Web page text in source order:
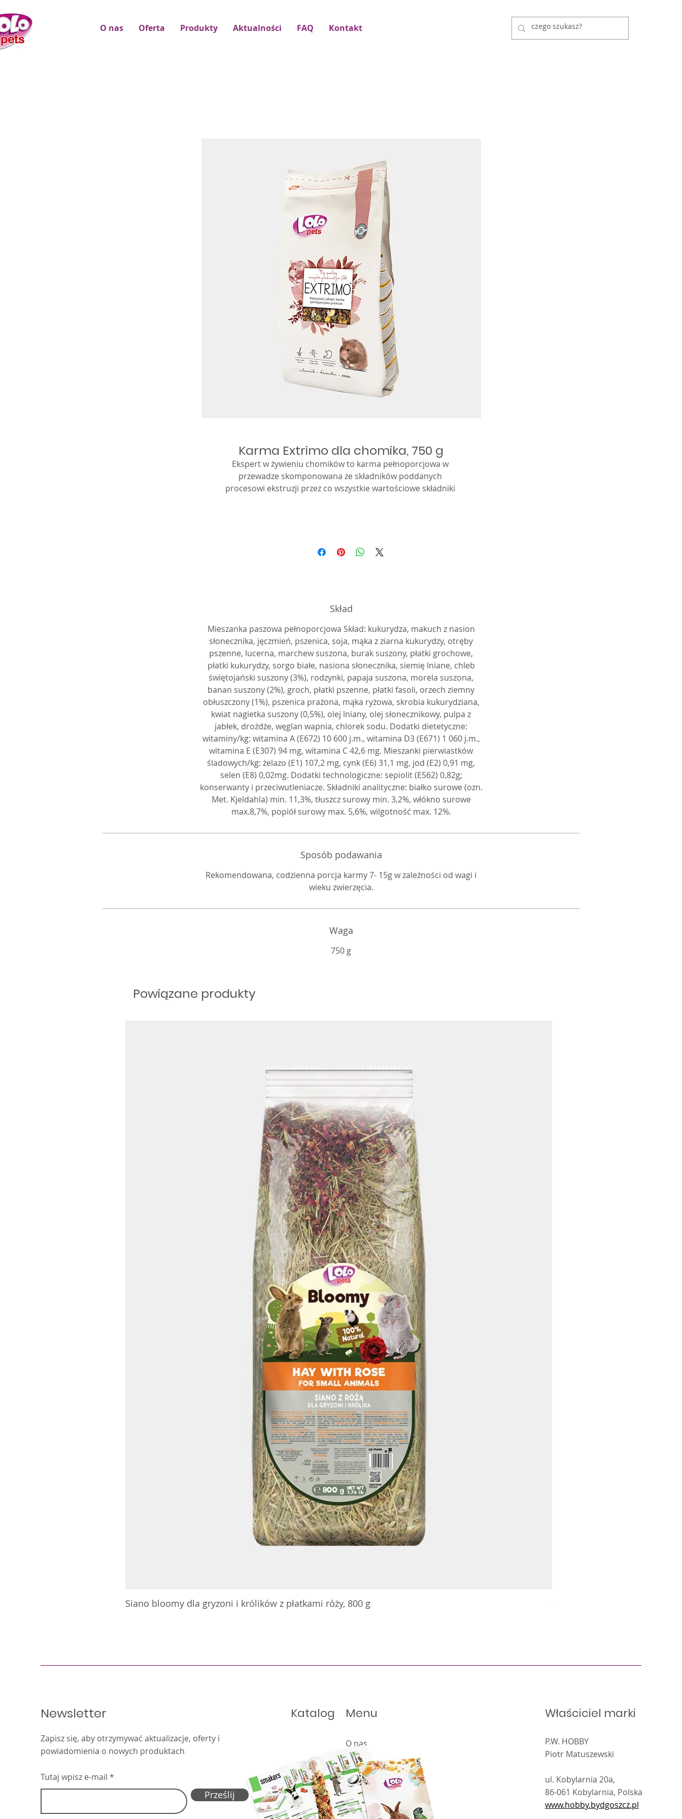
O nas Oferta Produkty Aktualności FAQ Kontakt
Karma Extrimo dla chomika, 750 g
Ekspert w żywieniu chomików to karma pełnoporcjowa w
przewadze skomponowana ze składników poddanych
procesowi ekstruzji przez co wszystkie wartościowe składniki
chęć pobierania pokarmu przez zwierzęta. Ekstrudaty
poziomu białka tych wszystkożernych gryzoni. Odpowiednia
i wpływa pozytywnie na stan siekaczy. Dodatek ziół wspiera
procesy trawienne a wyciąg z juki ogranicza nieprzyjmną woń
zwierzecych odchopdów.
Skład
Mieszanka paszowa pełnoporcjowa Skład: kukurydza, makuch z nasion
słonecznika, jęczmień, pszenica, soja, mąka z ziarna kukurydzy, otręby
pszenne, lucerna, marchew suszona, burak suszony, płatki grochowe,
płatki kukurydzy, sorgo białe, nasiona słonecznika, siemię lniane, chleb
świętojański suszony (3%), rodzynki, papaja suszona, morela suszona,
banan suszony (2%), groch, płatki pszenne, płatki fasoli, orzech ziemny
obłuszczony (1%), pszenica prażona, mąka ryżowa, skrobia kukurydziana,
kwiat nagietka suszony (0,5%), olej lniany, olej słonecznikowy, pulpa z
jabłek, drożdże, węglan wapnia, chlorek sodu. Dodatki dietetyczne:
witaminy/kg: witamina A (E672) 10 600 j.m., witamina D3 (E671) 1 060 j.m.,
witamina E (E307) 94 mg, witamina C 42,6 mg. Mieszanki pierwiastków
śladowych/kg: żelazo (E1) 107,2 mg, cynk (E6) 31,1 mg, jod (E2) 0,91 mg,
selen (E8) 0,02mg. Dodatki technologiczne: sepiolit (E562) 0,82g;
konserwanty i przeciwutleniacze. Składniki analityczne: białko surowe (ozn.
Met. Kjeldahla) min. 11,3%, tłuszcz surowy min. 3,2%, włókno surowe
max.8,7%, popiół surowy max. 5,6%, wilgotność max. 12%.
Sposób podawania
Rekomendowana, codzienna porcja karmy 7- 15g w zależności od wagi i
wieku zwierzęcia.
Waga
750 g
Powiązane produkty
Siano bloomy dla gryzoni i królików z płatkami róży, 800 g
Newsletter
Zapisz się, aby otrzymywać aktualizacje, oferty i
powiadomienia o nowych produktach
Tutaj wpisz e-mail
Prześlij
Menu
O nas
Oferta
Produkty
Katalog
Aktualności
Właściciel marki
P.W. HOBBY
Piotr Matuszewski
ul. Kobylarnia 20a,
86-061 Kobylarnia, Polska
www.hobby.bydgoszcz.pl
Katalog